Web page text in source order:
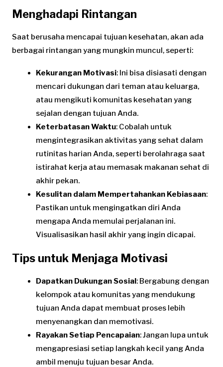
Menghadapi Rintangan
Saat berusaha mencapai tujuan kesehatan, akan ada
berbagai rintangan yang mungkin muncul, seperti:
Kekurangan Motivasi: Ini bisa disiasati dengan
mencari dukungan dari teman atau keluarga,
atau mengikuti komunitas kesehatan yang
sejalan dengan tujuan Anda.
Keterbatasan Waktu: Cobalah untuk
mengintegrasikan aktivitas yang sehat dalam
rutinitas harian Anda, seperti berolahraga saat
istirahat kerja atau memasak makanan sehat di
akhir pekan.
Kesulitan dalam Mempertahankan Kebiasaan:
Pastikan untuk mengingatkan diri Anda
mengapa Anda memulai perjalanan ini.
Visualisasikan hasil akhir yang ingin dicapai.
Tips untuk Menjaga Motivasi
Dapatkan Dukungan Sosial: Bergabung dengan
kelompok atau komunitas yang mendukung
tujuan Anda dapat membuat proses lebih
menyenangkan dan memotivasi.
Rayakan Setiap Pencapaian: Jangan lupa untuk
mengapresiasi setiap langkah kecil yang Anda
ambil menuju tujuan besar Anda.